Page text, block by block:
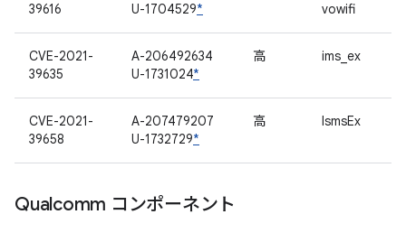
39616
U-1704529*
vowifi
CVE-2021-
39635
A-206492634
U-1731024*
高 ims_ex
CVE-2021-
39658
A-207479207
U-1732729*
高 IsmsEx
Qualcomm コンポーネント